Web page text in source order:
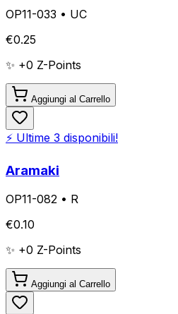
OP11-033 • UC
€0.25
✨ +0 Z-Points
Aggiungi al Carrello
⚡ Ultime 3 disponibili!
Aramaki
OP11-082 • R
€0.10
✨ +0 Z-Points
Aggiungi al Carrello